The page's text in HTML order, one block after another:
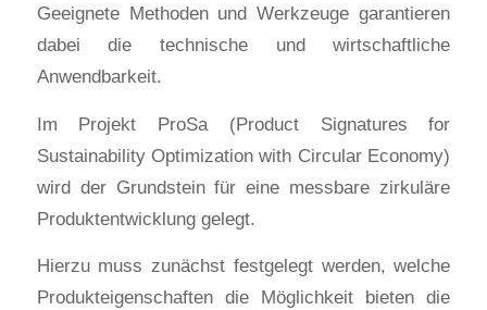
Geeignete Methoden und Werkzeuge garantieren
dabei die technische und wirtschaftliche
Anwendbarkeit.
Im Projekt ProSa (Product Signatures for
Sustainability Optimization with Circular Economy)
wird der Grundstein für eine messbare zirkuläre
Produktentwicklung gelegt.
Hierzu muss zunächst festgelegt werden, welche
Produkteigenschaften die Möglichkeit bieten die